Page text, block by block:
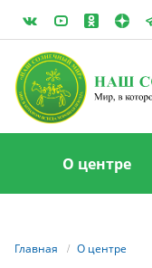
О центре
Главная О центре